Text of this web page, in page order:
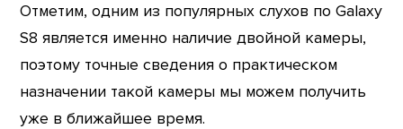
Отметим, одним из популярных слухов по Galaxy
S8 является именно наличие двойной камеры,
поэтому точные сведения о практическом
назначении такой камеры мы можем получить
уже в ближайшее время.